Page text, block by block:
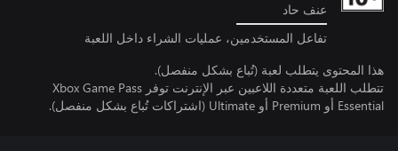
عنف حاد
تفاعل المستخدمين، عمليات الشراء داخل اللعبة
هذا المحتوى يتطلب لعبة (تُباع بشكل منفصل).
تتطلب اللعبة متعددة اللاعبين عبر الإنترنت توفر Xbox Game Pass
Essential أو Premium أو Ultimate (اشتراكات تُباع بشكل منفصل).